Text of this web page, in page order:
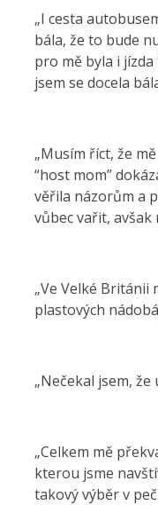
„I cesta
bála, že to bude
pro mě byla i
jsem se docela
„Musím říct, že
“host mom”
věřila názorům a
vůbec vařit, avšak
„Ve Velké Británii
plastových
„Nečekal jsem,
„Celkem mě
kterou jsme
takový výběr v